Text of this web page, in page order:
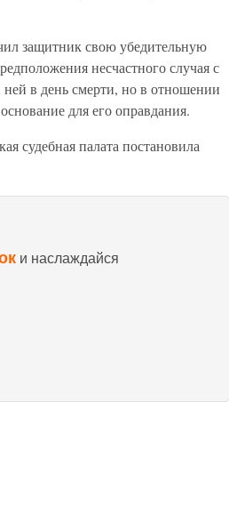
защитник свою убедительную
несчастного случая с
в день смерти, но в отношении
для его оправдания.
судебная палата постановила
и наслаждайся